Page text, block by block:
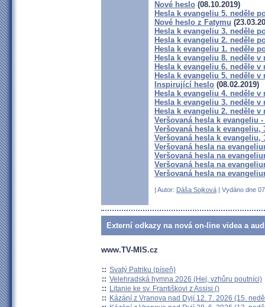
Nové heslo (08.10.2019)
Hesla k evangeliu 5. neděle
Nové heslo z Fatymu
Hesla k evangeliu 3. neděle
Hesla k evangeliu 2. neděle
Hesla k evangeliu 1. neděle
Hesla k evangeliu 8. neděle v
Hesla k evangeliu 6. neděle v
Hesla k evangeliu 5. neděle v
Inspirující heslo (08.02.2019)
Hesla k evangeliu 4. neděle v
Hesla k evangeliu 3. neděle v
Hesla k evangeliu 2. neděle v
Veršovaná hesla k evangeliu
Veršovaná hesla k evangeliu,
Veršovaná hesla k evangeliu,
Veršovaná hesla na
Veršovaná hesla na
Veršovaná hesla na
Veršovaná hesla na
| Autor: Dáša Sojková | Vydáno dne
Externí odkazy na nová on-line videa a
www.TV-MIS.cz
:: Svatý Patriku (píseň)
:: Velehradská hymna 2026 (Hej, vzhůru poutníci)
:: Litanie ke sv. Františkovi z Assisi ()
:: Kázání z Vranova nad Dyjí 12. 7. 2026 (15.